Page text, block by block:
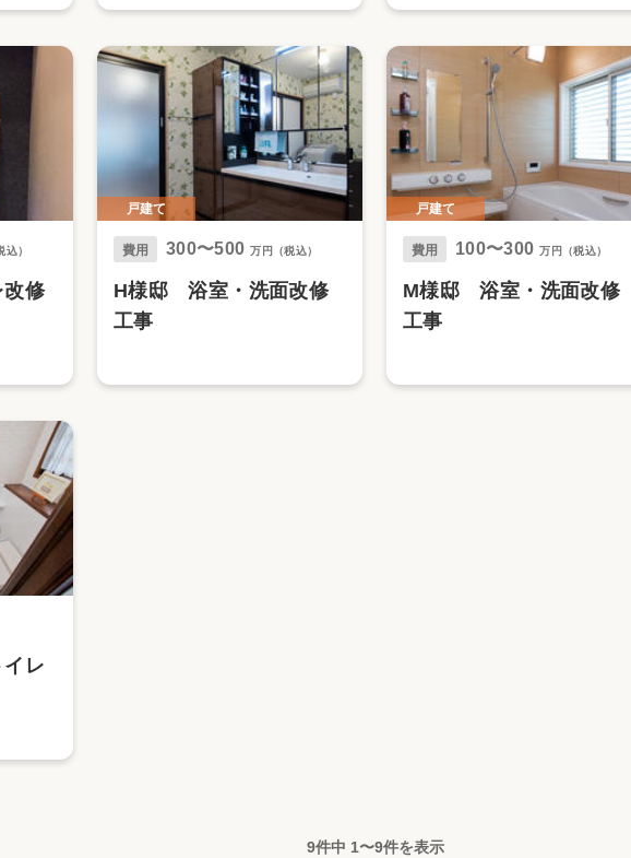
込）
改修
戸建て
費用 300〜500 万円（税込）
H様邸 浴室・洗面改修
工事
戸建て
費用 100〜300 万円（税込）
M様邸 浴室・洗面改修
工事
レ
9件中 1〜9件を表示